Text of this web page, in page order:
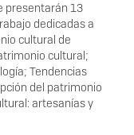
presentarán 13
dedicadas a
cultural de
cultural;
Tendencias
del patrimonio
artesanías y